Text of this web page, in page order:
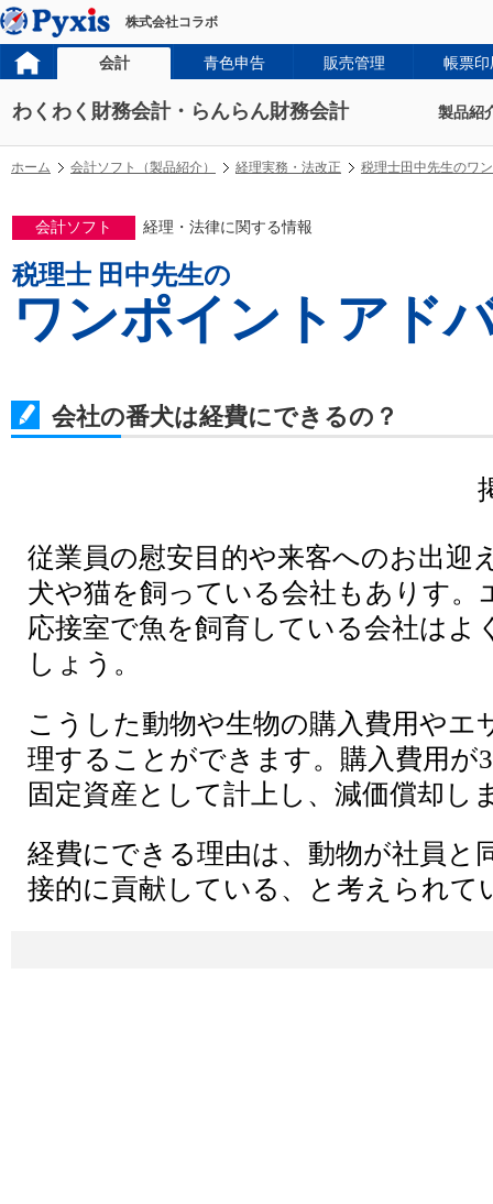
株式会社コラボ
会計 青色申告 販売管理 帳票印
わくわく財務会計・らんらん財務会計 製品紹
ホーム 会計ソフト（製品紹介） 経理実務・法改正 税理士田中先生のワ
会計ソフト 経理・法律に関する情報
税理士 田中先生の
ワンポイントアド
会社の番犬は経費にできるの？
従業員の慰安目的や来客へのお出迎
犬や猫を飼っている会社もありす。
応接室で魚を飼育している会社はよ
しょう。
こうした動物や生物の購入費用やエ
理することができます。購入費用が
固定資産として計上し、減価償却し
経費にできる理由は、動物が社員と
接的に貢献している、と考えられて